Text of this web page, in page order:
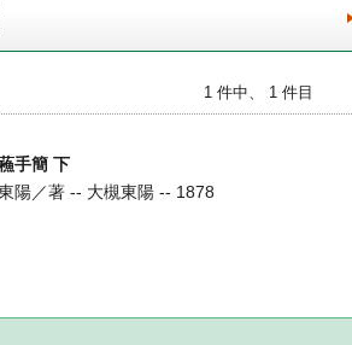
1 件中、 1 件目
手簡 下
陽／著 -- 大槻東陽 -- 1878